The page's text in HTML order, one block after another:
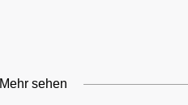
Mehr sehen